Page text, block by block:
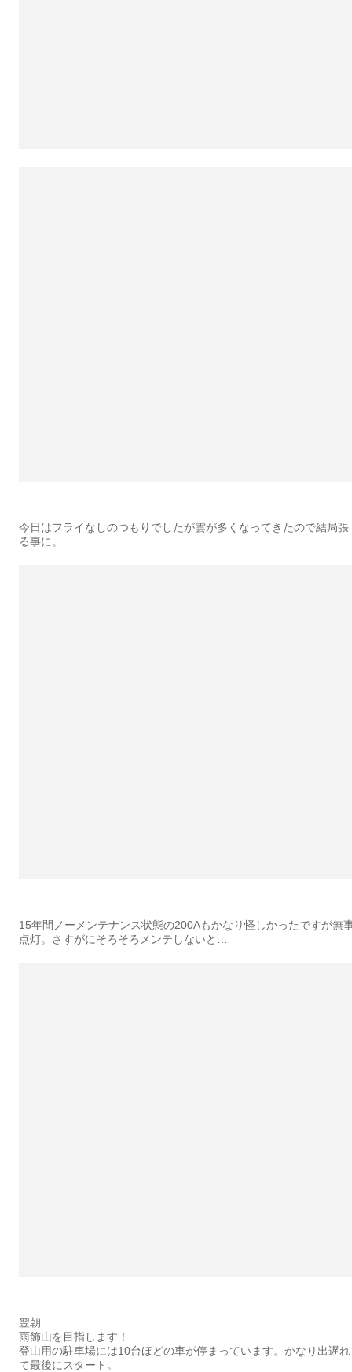
今日はフライなしのつもりでしたが雲が多くなってきたので結局張
る事に。
15年間ノーメンテナンス状態の200Aもかなり怪しかったですが無
点灯。さすがにそろそろメンテしないと…
翌朝
雨飾山を目指します！
登山用の駐車場には10台ほどの車が停まっています。かなり出遅れ
て最後にスタート。